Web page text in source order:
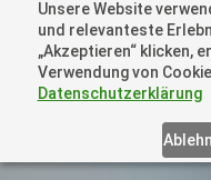
Unsere Website
und relevanteste
„Akzeptieren“ klicken,
Verwendung von
Datenschutzerklärung
+41 44505